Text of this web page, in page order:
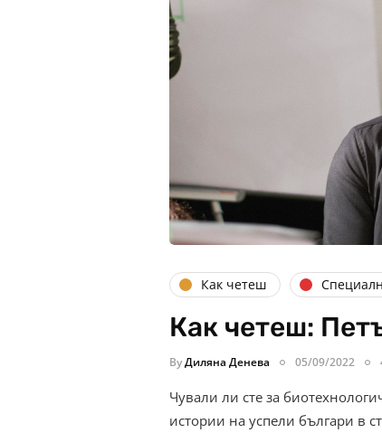
Как четеш
Как четеш:
ByДиляна Денева 05/09/2022
Чували ли сте за
истории на успели българи в